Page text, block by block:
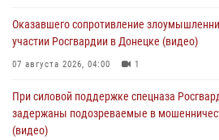
Оказавшего сопротивление
участии Росгвардии в Донецке (видео)
07 августа 2026, 04:00 1
При силовой поддержке спецназа
задержаны подозреваемые в
(видео)